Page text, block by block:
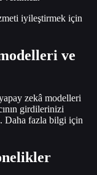
iyileştirmek için
ve
zekâ modelleri
girdilerinizi
Daha fazla bilgi için